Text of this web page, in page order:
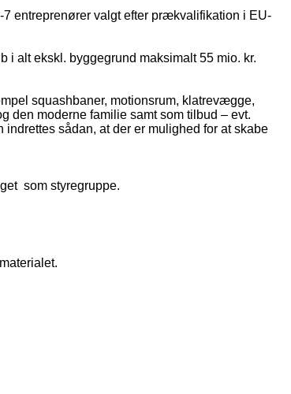
entreprenører valgt efter prækvalifikation i EU-
i alt ekskl. byggegrund maksimalt 55 mio. kr.
squashbaner, motionsrum, klatrevægge,
den moderne familie samt som tilbud – evt.
sådan, at der er mulighed for at skabe
som styregruppe.